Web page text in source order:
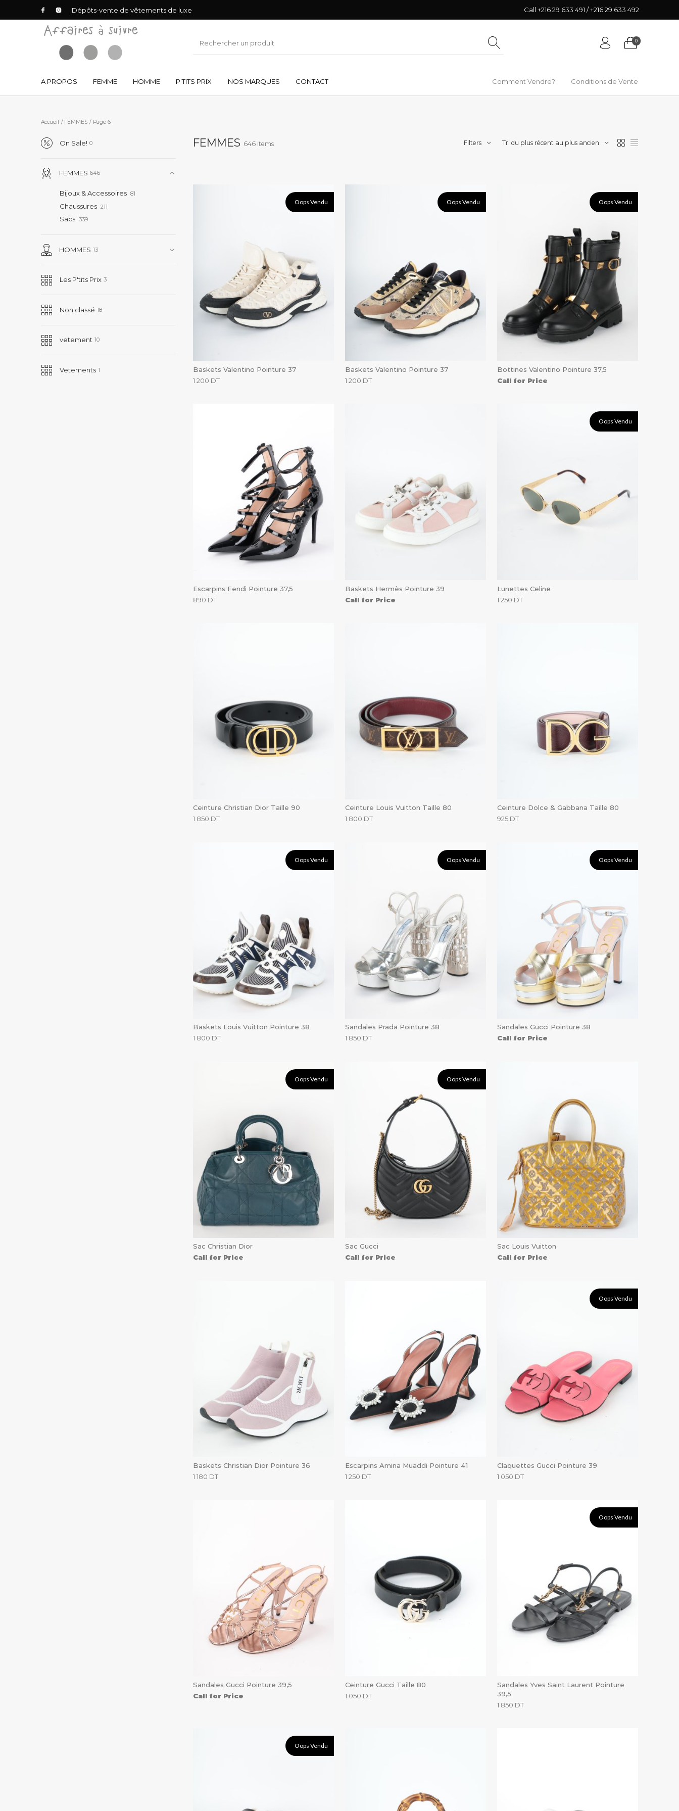
Dépôts-vente de vêtements de luxe Call +216 29 633 491 / +216 29 633 492
0
A PROPOS FEMME HOMME P’TITS PRIX NOS MARQUES CONTACT Comment Vendre? Conditions de Vente
Accueil / FEMMES / Page 6
On Sale! 0
FEMMES 646
Bijoux & Accessoires 81
Chaussures 211
Sacs 339
HOMMES 13
Les P'tits Prix 3
Non classé 18
vetement 10
Vetements 1
FEMMES 646 items Filters Tri du plus récent au plus ancien
Oops Vendu
Baskets Valentino Pointure 37
1 200 DT
Oops Vendu
Baskets Valentino Pointure 37
1 200 DT
Oops Vendu
Bottines Valentino Pointure 37,5
Call for Price
Escarpins Fendi Pointure 37,5
890 DT
Baskets Hermès Pointure 39
Call for Price
Oops Vendu
Lunettes Celine
1 250 DT
Ceinture Christian Dior Taille 90
1 850 DT
Ceinture Louis Vuitton Taille 80
1 800 DT
Ceinture Dolce & Gabbana Taille 80
925 DT
Oops Vendu
Baskets Louis Vuitton Pointure 38
1 800 DT
Oops Vendu
Sandales Prada Pointure 38
1 850 DT
Oops Vendu
Sandales Gucci Pointure 38
Call for Price
Oops Vendu
Sac Christian Dior
Call for Price
Oops Vendu
Sac Gucci
Call for Price
Sac Louis Vuitton
Call for Price
Baskets Christian Dior Pointure 36
1 180 DT
Escarpins Amina Muaddi Pointure 41
1 250 DT
Oops Vendu
Claquettes Gucci Pointure 39
1 050 DT
Sandales Gucci Pointure 39,5
Call for Price
Ceinture Gucci Taille 80
1 050 DT
Oops Vendu
Sandales Yves Saint Laurent Pointure
39,5
1 850 DT
Oops Vendu